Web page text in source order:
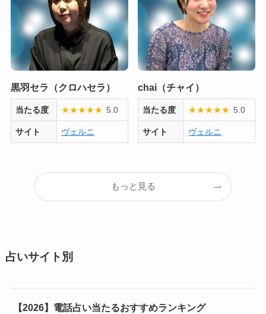
黒羽セラ（クロハセラ）
当たる度 ★★★★★ 5.0
サイト ヴェルニ
chai（チャイ）
当たる度 ★★★★★ 5.0
サイト ヴェルニ
もっと見る
占いサイト別
【2026】電話占い当たるおすすめランキング